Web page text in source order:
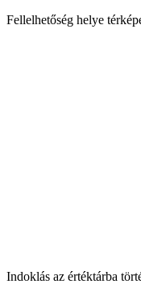
Fellelhetőség helye
Indoklás az értéktárba